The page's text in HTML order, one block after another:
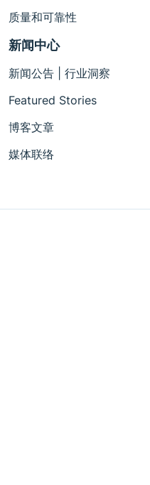
质量和可靠性
新闻中心
新闻公告 | 行业洞察
Featured Stories
博客文章
媒体联络